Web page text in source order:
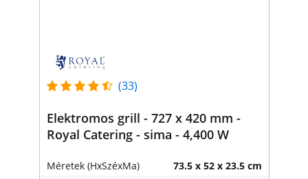
(33)
Elektromos grill - 727 x 420 mm -
Royal Catering - sima - 4,400 W
Méretek (HxSzéxMa) 73.5 x 52 x 23.5 cm